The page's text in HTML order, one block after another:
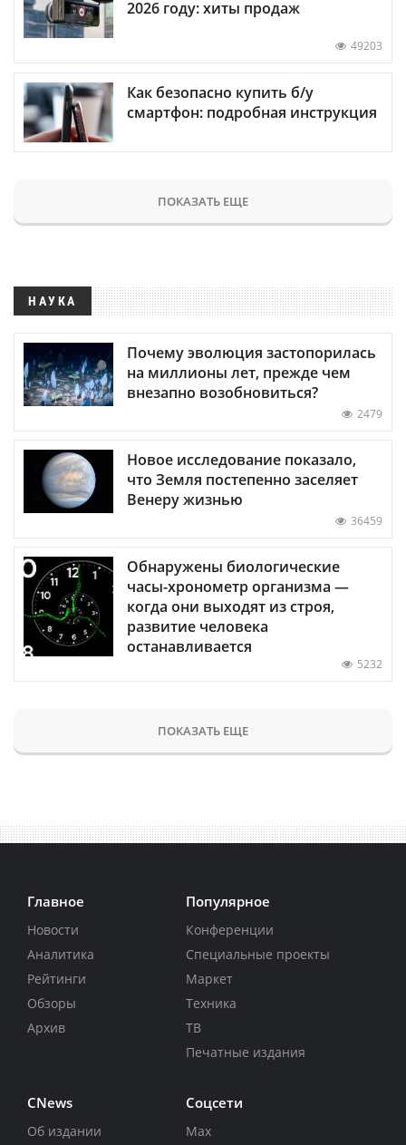
2026 году: хиты продаж
49203
Как безопасно купить б/у
смартфон: подробная инструкция
ПОКАЗАТЬ ЕЩЕ
НАУКА
Почему эволюция застопорилась
на миллионы лет, прежде чем
внезапно возобновиться?
2479
Новое исследование показало,
что Земля постепенно заселяет
Венеру жизнью
36459
Обнаружены биологические
часы-хронометр организма —
когда они выходят из строя,
развитие человека
останавливается
5232
ПОКАЗАТЬ ЕЩЕ
Главное
Новости
Аналитика
Рейтинги
Обзоры
Архив
Популярное
Конференции
Специальные проекты
Маркет
Техника
ТВ
Печатные издания
CNews
Об издании
Соцсети
Max